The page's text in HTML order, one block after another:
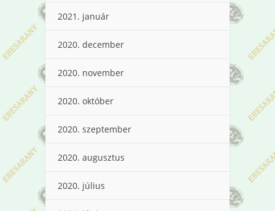
2021. január
2020. december
2020. november
2020. október
2020. szeptember
2020. augusztus
2020. július